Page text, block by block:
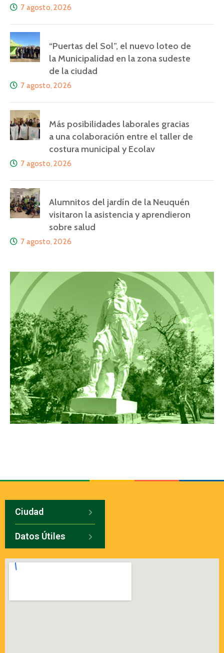
7 agosto, 2026
“Puertas del Sol”, el nuevo loteo de
la Municipalidad en la zona sudeste
de la ciudad
7 agosto, 2026
Más posibilidades laborales gracias
a una colaboración entre el taller de
costura municipal y Ecolav
7 agosto, 2026
Alumnitos del jardín de la Neuquén
visitaron la asistencia y aprendieron
sobre salud
7 agosto, 2026
Ciudad
Datos Útiles